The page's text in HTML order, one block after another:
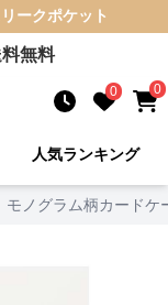
ークポケット
無料
0 0
人気ランキング
モノグラム柄カード